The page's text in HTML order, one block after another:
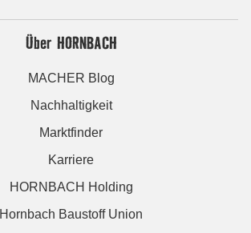
Über HORNBACH
MACHER Blog
Nachhaltigkeit
Marktfinder
Karriere
HORNBACH Holding
Hornbach Baustoff Union